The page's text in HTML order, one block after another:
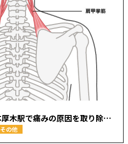
肩甲挙筋について【本厚木駅で痛みの原因を取り除く あかつき整骨院】
その他